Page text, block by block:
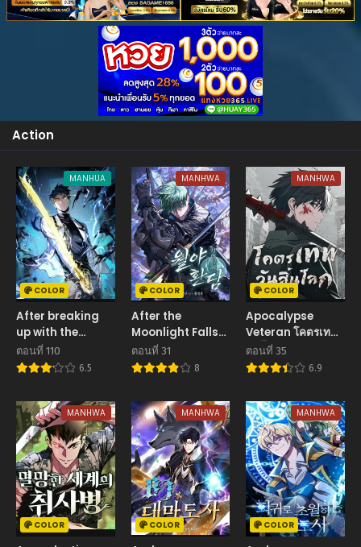
Action
MANHUA
COLOR
After breaking
up with the
school beauty, I
became a
ดอกไม้โรงเรียนบอก
เลิก ฉันก็กลายมาเป็น
ปรมาจารย์ศิลปะการ
ต่อสู้
ตอนที่ 110
6.5
MANHWA
COLOR
After the
Moonlight Falls
วิถีนักล่า ใต้เงาจันทร์
ทมิฬ
ตอนที่ 31
8
MANHWA
COLOR
Apocalypse
Veteran โคตรเทพ
วันสิ้นโลก
ตอนที่ 35
6.9
MANHWA
COLOR
MANHWA
COLOR
MANHWA
COLOR